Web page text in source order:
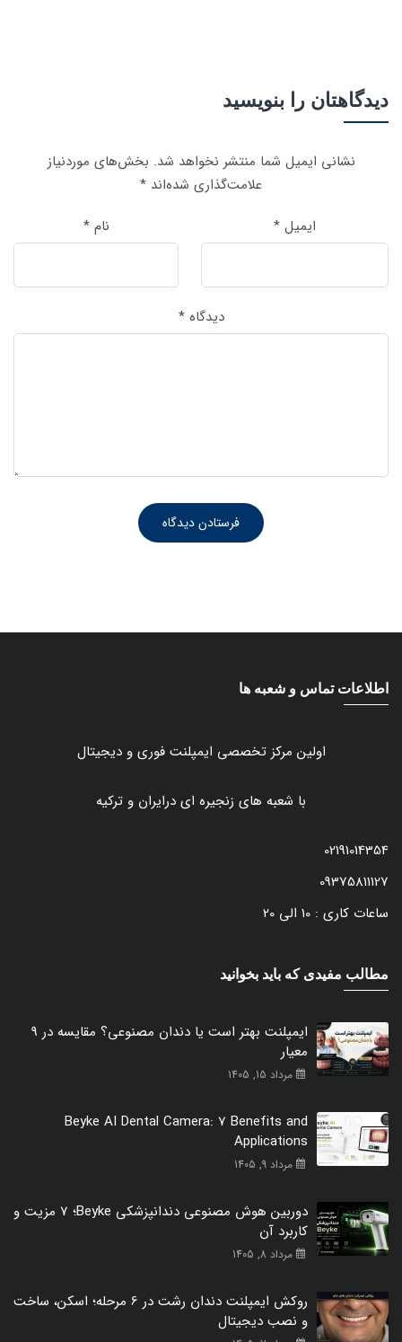
دیدگاهتان را بنویسید
نشانی ایمیل شما منتشر نخواهد شد. بخش‌های موردنیاز
علامت‌گذاری شده‌اند *
نام* ایمیل *
دیدگاه*
اطلاعات تماس و شعبه ها
اولین مرکز تخصصی ایمپلنت فوری و دیجیتال
با شعبه های زنجیره ای درایران و ترکیه
02191014354
09375811127
ساعات کاری : 10 الی 20
مطالب مفیدی که باید بخوانید
ایمپلنت بهتر است یا دندان مصنوعی؟ مقایسه در 9
معیار
مرداد 15, 1405
Beyke AI Dental Camera: 7 Benefits and
Applications
مرداد 9, 1405
دوربین هوش مصنوعی دندانپزشکی Beyke؛ 7 مزیت و
کاربرد آن
مرداد 8, 1405
روکش ایمپلنت دندان رشت در 6 مرحله؛ اسکن، ساخت
و نصب دیجیتال